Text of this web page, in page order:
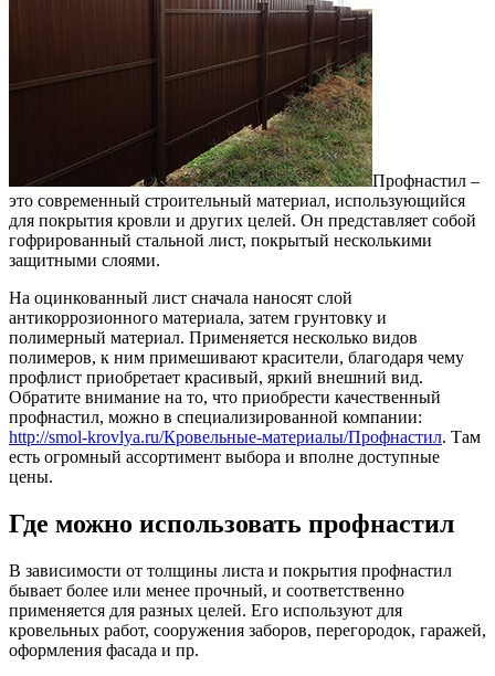
Профнастил –
это современный строительный материал, использующийся
для покрытия кровли и других целей. Он представляет собой
гофрированный стальной лист, покрытый несколькими
защитными слоями.
На оцинкованный лист сначала наносят слой
антикоррозионного материала, затем грунтовку и
полимерный материал. Применяется несколько видов
полимеров, к ним примешивают красители, благодаря чему
профлист приобретает красивый, яркий внешний вид.
Обратите внимание на то, что приобрести качественный
профнастил, можно в специализированной компании:
http://smol-krovlya.ru/Кровельные-материалы/Профнастил. Там
есть огромный ассортимент выбора и вполне доступные
цены.
Где можно использовать профнастил
В зависимости от толщины листа и покрытия профнастил
бывает более или менее прочный, и соответственно
применяется для разных целей. Его используют для
кровельных работ, сооружения заборов, перегородок, гаражей,
оформления фасада и пр.